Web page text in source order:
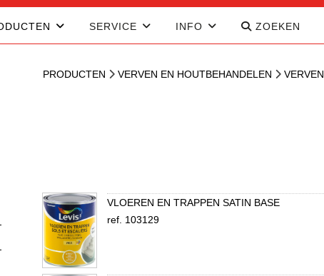
SERVICE INFO ZOEKEN
PRODUCTEN VERVEN EN HOUTBEHANDELEN VERVEN
VLOEREN EN TRAPPEN SATIN BASE
ref. 103129